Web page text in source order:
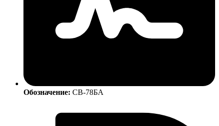
Обозначение: СВ-78БА